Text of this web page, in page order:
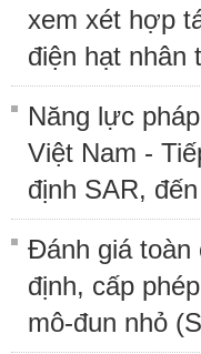
xem xét hợp
điện hạt nhân
Năng lực
Việt Nam -
định SAR,
Đánh giá toàn
định, cấp
mô-đun nhỏ